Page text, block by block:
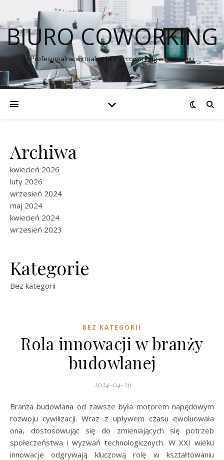
BIURO COWORKING
Profesjonalne wirtualne biuro i coworking w Poznaniu
Archiwa
kwiecień 2026
luty 2026
wrzesień 2024
maj 2024
kwiecień 2024
wrzesień 2023
Kategorie
Bez kategorii
BEZ KATEGORII
Rola innowacji w branży
budowlanej
2024-04-26
Branża budowlana od zawsze była motorem napędowym
rozwoju cywilizacji. Wraz z upływem czasu ewoluowała
ona, dostosowując się do zmieniających się potrzeb
społeczeństwa i wyzwań technologicznych. W XXI wieku
innowacje odgrywają kluczową rolę w kształtowaniu